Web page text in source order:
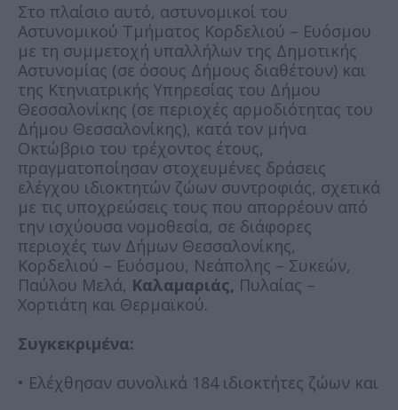
Στο πλαίσιο αυτό, αστυνομικοί του
Αστυνομικού Τμήματος Κορδελιού – Ευόσμου
με τη συμμετοχή υπαλλήλων της Δημοτικής
Αστυνομίας (σε όσους Δήμους διαθέτουν) και
της Κτηνιατρικής Υπηρεσίας του Δήμου
Θεσσαλονίκης (σε περιοχές αρμοδιότητας του
Δήμου Θεσσαλονίκης), κατά τον μήνα
Οκτώβριο του τρέχοντος έτους,
πραγματοποίησαν στοχευμένες δράσεις
ελέγχου ιδιοκτητών ζώων συντροφιάς, σχετικά
με τις υποχρεώσεις τους που απορρέουν από
την ισχύουσα νομοθεσία, σε διάφορες
περιοχές των Δήμων Θεσσαλονίκης,
Κορδελιού – Ευόσμου, Νεάπολης – Συκεών,
Παύλου Μελά, Καλαμαριάς, Πυλαίας –
Χορτιάτη και Θερμαϊκού.
Συγκεκριμένα:
• Ελέχθησαν συνολικά 184 ιδιοκτήτες ζώων και